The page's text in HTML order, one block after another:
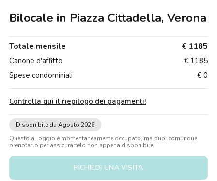
Napoli
Catania
Padova
Bilocale in Piazza Cittadella, Verona
Totale mensile € 1185
Canone d'affitto
€ 1185
Spese condominiali
€ 0
Controlla qui il riepilogo dei pagamenti!
Disponibile da Agosto 2026
Questo alloggio è momentaneamente occupato, ma puoi comunque
prenotarlo per assicurartelo non appena disponibile
RICHIEDI UNA VISITA